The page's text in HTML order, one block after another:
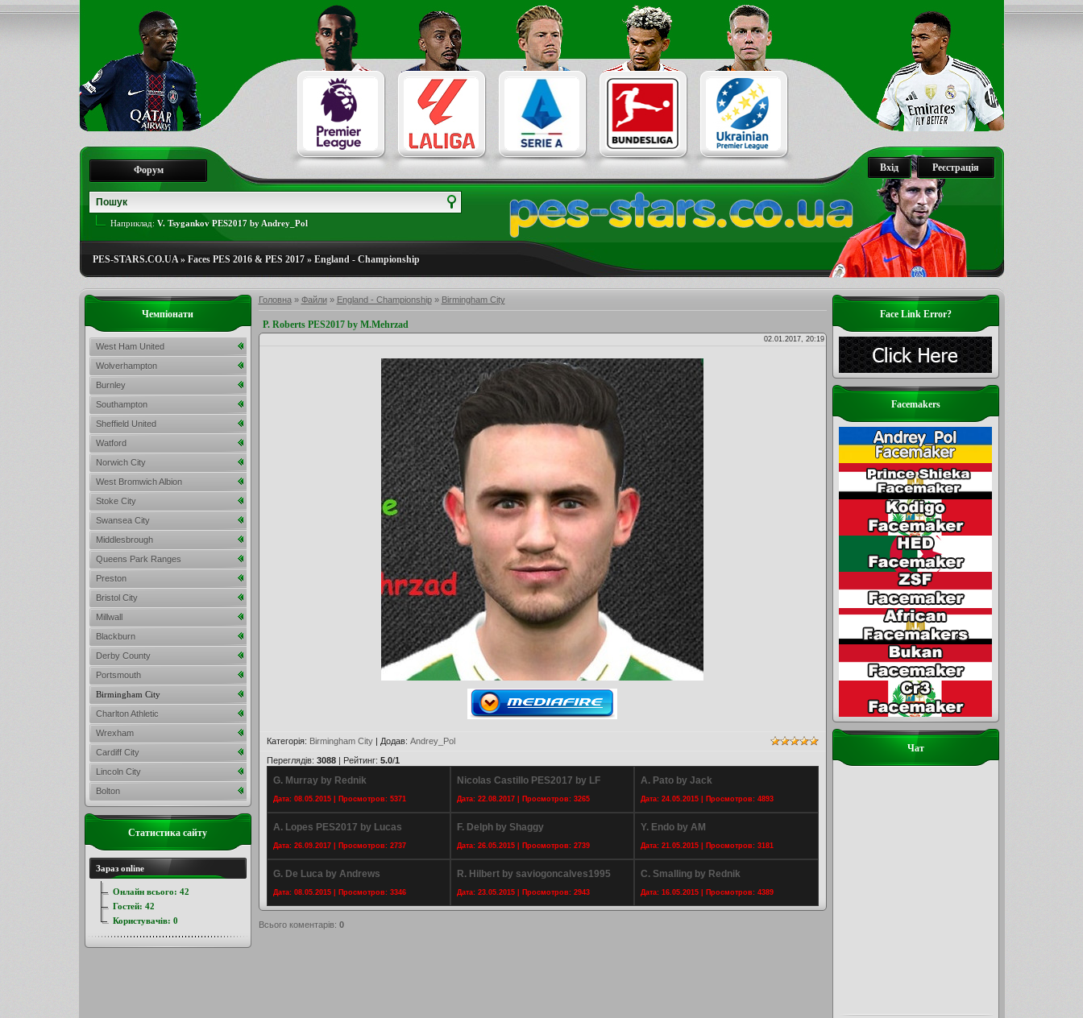
Реєстрація
Вхід
Форум
Наприклад: V. Tsygankov PES2017 by Andrey_Pol
PES-STARS.CO.UA» Faces PES 2016 & PES 2017» England - Championship
Головна» Файли» England - Championship» Birmingham City
P. Roberts PES2017 by M.Mehrzad
02.01.2017, 20:19
Категорія: Birmingham City| Додав: Andrey_Pol
Переглядів: 3088| Рейтинг: 5.0/1
G. Murray by Rednik
Дата: 08.05.2015 | Просмотров: 5371
Nicolas Castillo PES2017 by LF
Дата: 22.08.2017 | Просмотров: 3265
A. Pato by Jack
Дата: 24.05.2015 | Просмотров: 4893
A. Lopes PES2017 by Lucas
Дата: 26.09.2017 | Просмотров: 2737
F. Delph by Shaggy
Дата: 26.05.2015 | Просмотров: 2739
Y. Endo by AM
Дата: 21.05.2015 | Просмотров: 3181
G. De Luca by Andrews
Дата: 08.05.2015 | Просмотров: 3346
R. Hilbert by saviogoncalves1995
Дата: 23.05.2015 | Просмотров: 2943
C. Smalling by Rednik
Дата: 16.05.2015 | Просмотров: 4389
Всього коментарів: 0
Face Link Error?
Facemakers
Чат
Чемпіонати
West Ham United
Wolverhampton
Burnley
Southampton
Sheffield United
Watford
Norwich City
West Bromwich Albion
Stoke City
Swansea City
Middlesbrough
Queens Park Ranges
Preston
Bristol City
Millwall
Blackburn
Derby County
Portsmouth
Birmingham City
Charlton Athletic
Wrexham
Cardiff City
Lincoln City
Bolton
Статистика сайту
Зараз online
Онлайн всього: 42
Гостей: 42
Користувачів: 0